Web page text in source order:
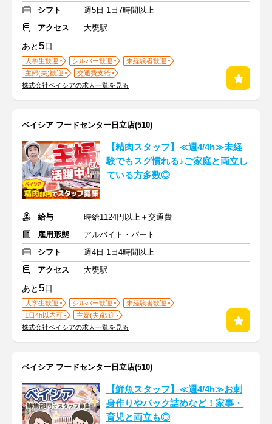
シフト
週5日 1日7時間以上
アクセス
大甕駅
あと 5日
大学生歓迎 シルバー歓迎
未経験者歓迎
主婦(夫)歓迎
交通費支給
株式会社ベイシアの求人一覧を見る
ベイシア フードセンター日立店(510)
【精肉スタッフ】≪週4/4h≫未経
験でもスグ慣れる♪ご家庭と両立し
ている方多数◎
給与
時給1124円以上＋交通費
雇用形態
アルバイト・パート
シフト
週4日 1日4時間以上
アクセス
大甕駅
あと 5日
大学生歓迎 シルバー歓迎
未経験者歓迎
1日4h以内可
主婦(夫)歓迎
株式会社ベイシアの求人一覧を見る
ベイシア フードセンター日立店(510)
【鮮魚スタッフ】≪週4/4h≫お刺
身作りやパック詰めなど！家事・
育児と両立も◎